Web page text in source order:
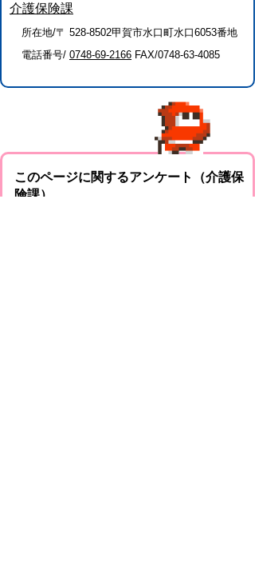
介護保険課
所在地/〒 528-8502甲賀市水口町水口6053番地
電話番号/ 0748-69-2166 FAX/0748-63-4085
このページに関するアンケート（介護保
険課）